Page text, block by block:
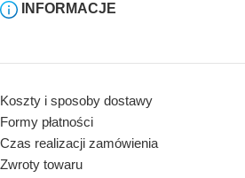
INFORMACJE
Koszty i sposoby dostawy
Formy płatności
Czas realizacji zamówienia
Zwroty towaru